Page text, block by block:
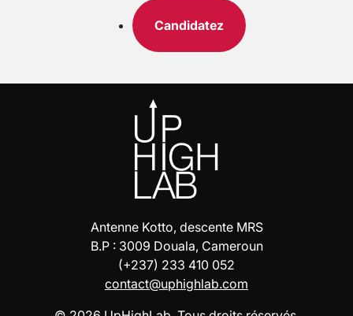
Candidatez
Antenne Kotto, descente MRS
B.P : 3009 Douala, Cameroun
(+237) 233 410 052
contact@uphighlab.com